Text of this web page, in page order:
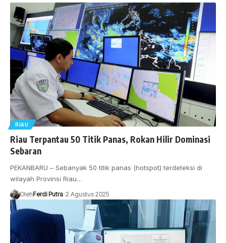
RIAU
Riau Terpantau 50 Titik Panas, Rokan Hilir Dominasi
Sebaran
PEKANBARU – Sebanyak 50 titik panas (hotspot) terdeteksi di
wilayah Provinsi Riau…
OlehFerdi Putra 2 Agustus 2025